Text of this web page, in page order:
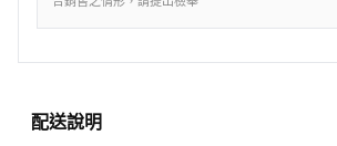
配送說明